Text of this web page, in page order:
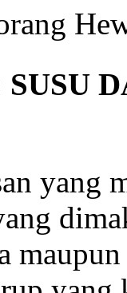
SUSU
yang